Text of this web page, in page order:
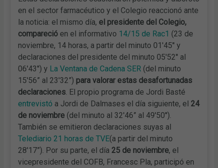
en el sector farmacéutico y el Colegio reaccionó ante
la noticia: el mismo día, el presidente del Colegio,
compareció en el informativo 14/15 de Rac1 (23 de
noviembre, 14 horas, a partir del minuto 01'45'' y
declaraciones del presidente del minuto 05'52'' al
06'43'') y La Ventana de Cadena SER (del minuto
15'56” al 23'32”) para valorar estas desafortunadas
declaraciones. El propio programa de Jordi Basté
entrevistó a Jordi de Dalmases el día siguiente, el 24
de noviembre (del minuto al 32'46” al 49'50'').
También se emitieron declaraciones suyas al
Telediario 21 horas de TVE(a partir del minuto
28'17”). Por su parte, el día 25 de noviembre, el
vicepresidente del COFB, Francesc Pla, participó en